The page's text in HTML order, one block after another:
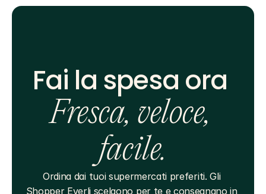
Fai la spesa ora
Fresca, veloce,
facile.
Ordina dai tuoi supermercati preferiti. Gli
Shopper Everli scelgono per te e consegnano in